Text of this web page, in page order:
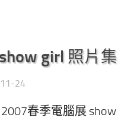
girl 照片集
24
2007春季電腦展 show